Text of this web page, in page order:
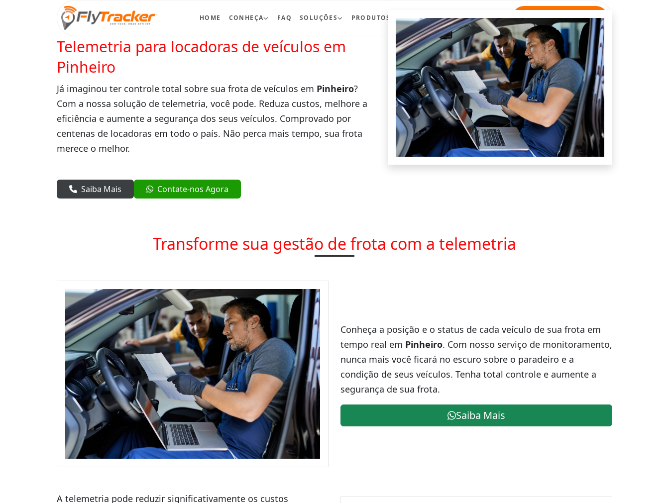
Rastreamento
HOME CONHEÇA FAQ SOLUÇÕES PRODUTOS BLOG CONTATO
Unidade Pinheiro
Telemetria para locadoras de veículos em
Pinheiro
Já imaginou ter controle total sobre sua frota de veículos em Pinheiro?
Com a nossa solução de telemetria, você pode. Reduza custos, melhore a
eficiência e aumente a segurança dos seus veículos. Comprovado por
centenas de locadoras em todo o país. Não perca mais tempo, sua frota
merece o melhor.
Saiba Mais Contate-nos Agora
Transforme sua gestão de frota com a telemetria
Conheça a posição e o status de cada veículo de sua frota em
tempo real em Pinheiro. Com nosso serviço de monitoramento,
nunca mais você ficará no escuro sobre o paradeiro e a
condição de seus veículos. Tenha total controle e aumente a
segurança de sua frota.
Saiba Mais
A telemetria pode reduzir significativamente os custos